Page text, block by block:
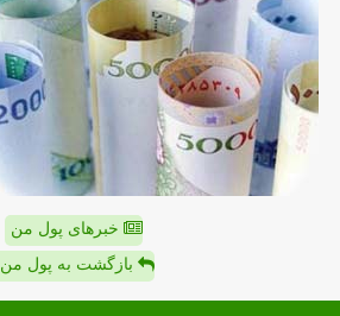
خبرهای پول من
بازگشت به پول من